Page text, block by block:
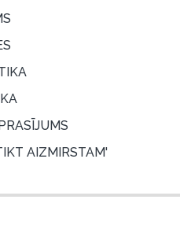
AIZMIRSTAM'